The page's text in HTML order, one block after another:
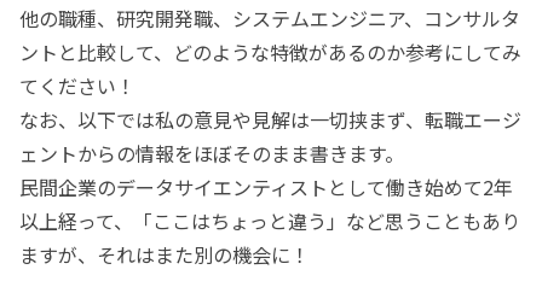
他の職種、研究開発職、システムエンジニア、コンサルタ
ントと比較して、どのような特徴があるのか参考にしてみ
てください！
なお、以下では私の意見や見解は一切挟まず、転職エージ
ェントからの情報をほぼそのまま書きます。
民間企業のデータサイエンティストとして働き始めて2年
以上経って、「ここはちょっと違う」など思うこともあり
ますが、それはまた別の機会に！